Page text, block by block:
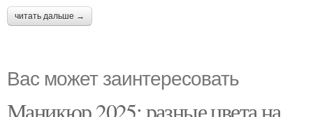
читать дальше →
Вас может заинтересовать